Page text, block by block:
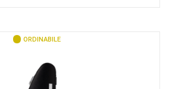
ORDINABILE